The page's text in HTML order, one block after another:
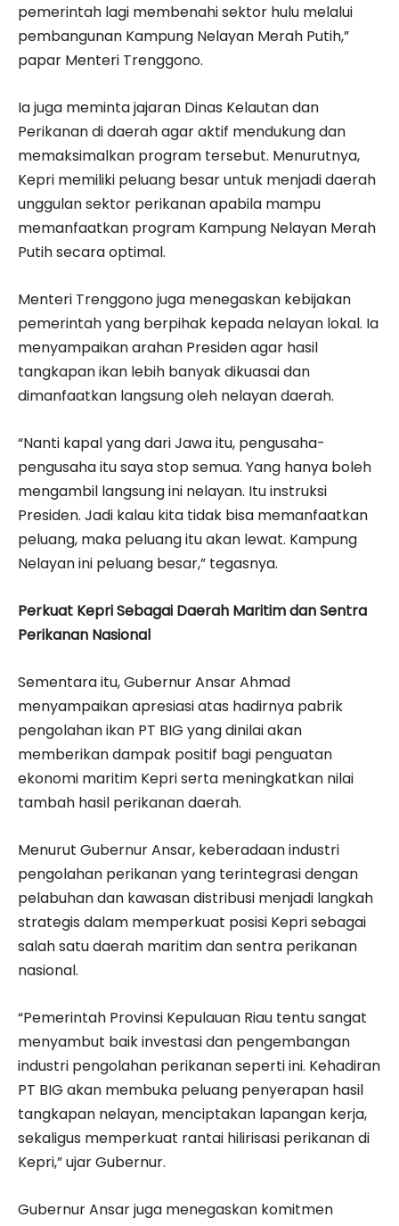
pemerintah lagi membenahi sektor hulu melalui
pembangunan Kampung Nelayan Merah Putih,”
papar Menteri Trenggono.
Ia juga meminta jajaran Dinas Kelautan dan
Perikanan di daerah agar aktif mendukung dan
memaksimalkan program tersebut. Menurutnya,
Kepri memiliki peluang besar untuk menjadi daerah
unggulan sektor perikanan apabila mampu
memanfaatkan program Kampung Nelayan Merah
Putih secara optimal.
Menteri Trenggono juga menegaskan kebijakan
pemerintah yang berpihak kepada nelayan lokal. Ia
menyampaikan arahan Presiden agar hasil
tangkapan ikan lebih banyak dikuasai dan
dimanfaatkan langsung oleh nelayan daerah.
“Nanti kapal yang dari Jawa itu, pengusaha-
pengusaha itu saya stop semua. Yang hanya boleh
mengambil langsung ini nelayan. Itu instruksi
Presiden. Jadi kalau kita tidak bisa memanfaatkan
peluang, maka peluang itu akan lewat. Kampung
Nelayan ini peluang besar,” tegasnya.
Perkuat Kepri Sebagai Daerah Maritim dan Sentra
Perikanan Nasional
Sementara itu, Gubernur Ansar Ahmad
menyampaikan apresiasi atas hadirnya pabrik
pengolahan ikan PT BIG yang dinilai akan
memberikan dampak positif bagi penguatan
ekonomi maritim Kepri serta meningkatkan nilai
tambah hasil perikanan daerah.
Menurut Gubernur Ansar, keberadaan industri
pengolahan perikanan yang terintegrasi dengan
pelabuhan dan kawasan distribusi menjadi langkah
strategis dalam memperkuat posisi Kepri sebagai
salah satu daerah maritim dan sentra perikanan
nasional.
“Pemerintah Provinsi Kepulauan Riau tentu sangat
menyambut baik investasi dan pengembangan
industri pengolahan perikanan seperti ini. Kehadiran
PT BIG akan membuka peluang penyerapan hasil
tangkapan nelayan, menciptakan lapangan kerja,
sekaligus memperkuat rantai hilirisasi perikanan di
Kepri,” ujar Gubernur.
Gubernur Ansar juga menegaskan komitmen